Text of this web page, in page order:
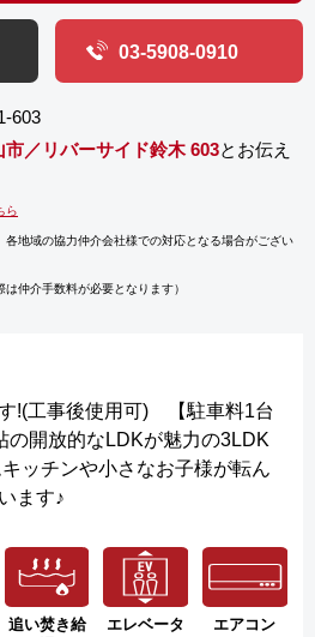
!(工事後使用可) 【駐車料1台
の開放的なLDKが魅力の3LDK
ッチンや小さなお子様が転ん
ます♪
追い焚き給
エレベータ
エアコン
03-5908-0910
603
市／リバーサイド鈴木 603とお伝え
ら
各地域の協力仲介会社様での対応となる場合がござい
仲介手数料が必要となります）